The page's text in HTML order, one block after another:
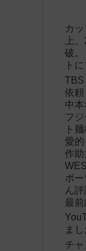
カ
上
破。
ト
TBS
依
中本
フ
ト
愛的
作
ポ
ん
最前
まし
チ